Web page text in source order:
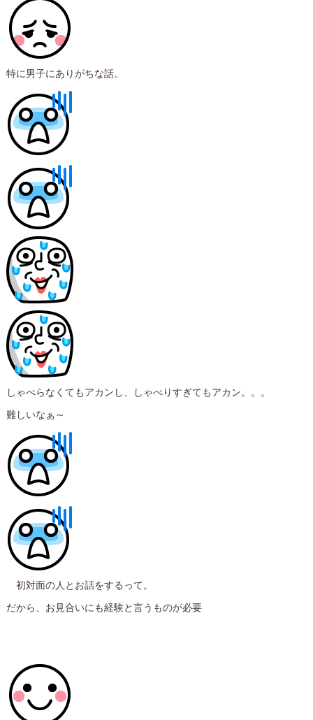
特に男子にありがちな話。
しゃべらなくてもアカンし、しゃべりすぎてもアカン。。。
難しいなぁ～
初対面の人とお話をするって。
だから、お見合いにも経験と言うものが必要